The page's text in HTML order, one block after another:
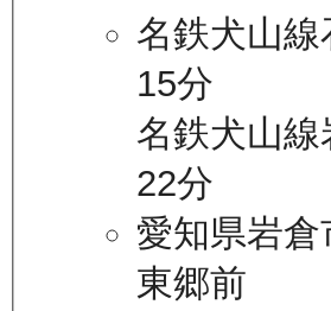
名鉄犬山線
15分
名鉄犬山線
22分
愛知県岩倉
東郷前